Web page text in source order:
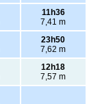
11h36
7,41 m
23h50
7,62 m
12h18
7,57 m